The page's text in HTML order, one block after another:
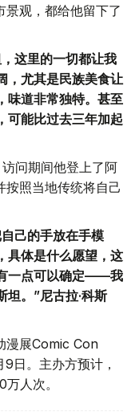
景观，都给他留下了
这里的一切都让我
，尤其是民族美食让
味道非常独特。甚至
可能比过去三年加起
问期间他登上了阿
按照当地传统将自己
己的手放在手模
具体是什么愿望，这
一点可以确定——我
坦。”尼古拉·科斯
漫展Comic Con
日。主办方预计，
人次。